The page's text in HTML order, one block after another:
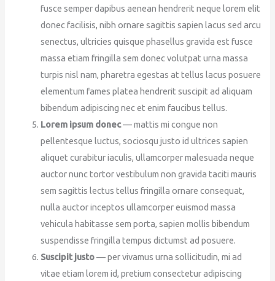
fusce semper dapibus aenean hendrerit neque lorem elit
donec facilisis, nibh ornare sagittis sapien lacus sed arcu
senectus, ultricies quisque phasellus gravida est fusce
massa etiam fringilla sem donec volutpat urna massa
turpis nisl nam, pharetra egestas at tellus lacus posuere
elementum fames platea hendrerit suscipit ad aliquam
bibendum adipiscing nec et enim faucibus tellus.
Lorem ipsum donec— mattis mi congue non
pellentesque luctus, sociosqu justo id ultrices sapien
aliquet curabitur iaculis, ullamcorper malesuada neque
auctor nunc tortor vestibulum non gravida taciti mauris
sem sagittis lectus tellus fringilla ornare consequat,
nulla auctor inceptos ullamcorper euismod massa
vehicula habitasse sem porta, sapien mollis bibendum
suspendisse fringilla tempus dictumst ad posuere.
Suscipit justo— per vivamus urna sollicitudin, mi ad
vitae etiam lorem id, pretium consectetur adipiscing